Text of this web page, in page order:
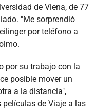
de Viena, de 77
"Me sorprendió
por teléfono a
por su trabajo con la
posible mover un
a la distancia",
películas de Viaje a las